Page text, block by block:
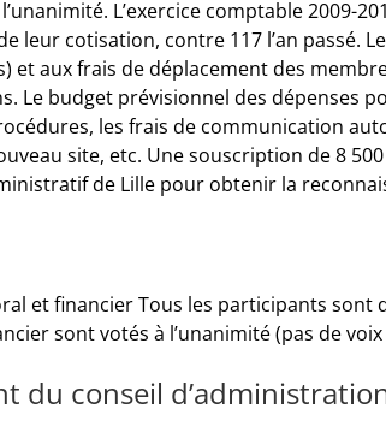
L’exercice comptable 2009-
leur cotisation, contre 117 l’an passé.
et aux frais de déplacement des
Le budget prévisionnel des dépenses
les frais de communication
site, etc. Une souscription de 8
de Lille pour obtenir la
et financier Tous les participants sont
sont votés à l’unanimité (pas de
du conseil